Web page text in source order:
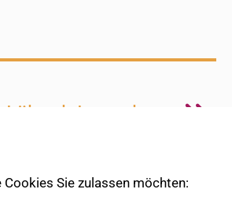
Lauenburg
Sie zulassen möchten: